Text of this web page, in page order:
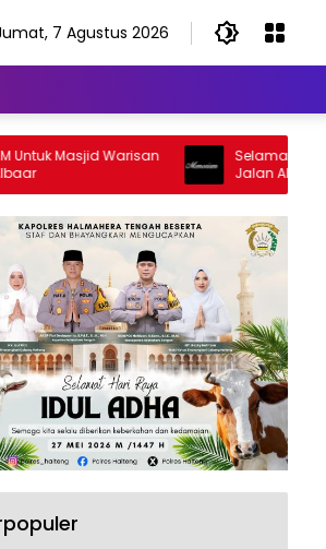
7 Agustus 2026
Warisan
Selamat Jalan Sang
Jalan Abangku